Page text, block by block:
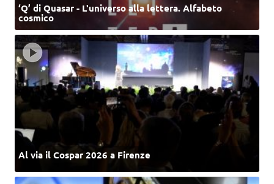
‘Q’ di Quasar - L'universo alla lettera. Alfabeto
cosmico
Al via il Cospar 2026 a Firenze